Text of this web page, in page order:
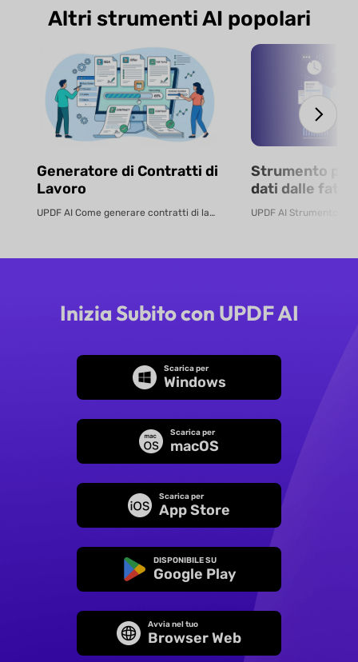
Altri strumenti AI popolari
Generatore di Contratti di
Lavoro
UPDF AI Come generare contratti di lavoro online Crea contratti di lavoro ...
Strumento
dati dalle
IA
Inizia Subito con UPDF AI
Scarica per
Windows
Scarica per
macOS
Scarica per
App Store
DISPONIBILE SU
Google Play
Avvia nel tuo
Browser Web